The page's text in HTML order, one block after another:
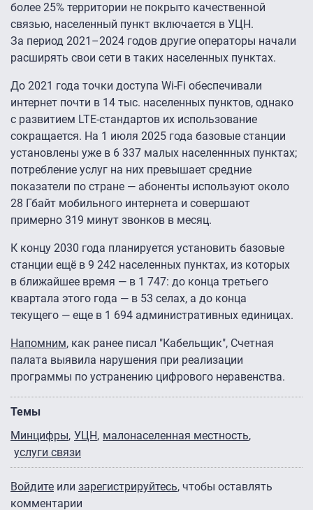
более 25% территории не покрыто качественной
связью, населенный пункт включается в УЦН.
За период 2021–2024 годов другие операторы начали
расширять свои сети в таких населенных пунктах.
До 2021 года точки доступа Wi-Fi обеспечивали
интернет почти в 14 тыс. населенных пунктов, однако
с развитием LTE-стандартов их использование
сокращается. На 1 июля 2025 года базовые станции
установлены уже в 6 337 малых населеннных пунктах;
потребление услуг на них превышает средние
показатели по стране — абоненты используют около
28 Гбайт мобильного интернета и совершают
примерно 319 минут звонков в месяц.
К концу 2030 года планируется установить базовые
станции ещё в 9 242 населенных пунктах, из которых
в ближайшее время — в 1 747: до конца третьего
квартала этого года — в 53 селах, а до конца
текущего — еще в 1 694 административных единицах.
Напомним, как ранее писал "Кабельщик", Счетная
палата выявила нарушения при реализации
программы по устранению цифрового неравенства.
Темы
Минцифры УЦН малонаселенная местность
услуги связи
Войдите или зарегистрируйтесь, чтобы оставлять
комментарии